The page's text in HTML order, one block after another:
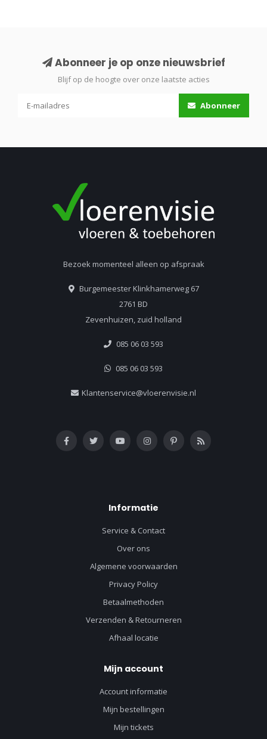
Abonneer je op onze nieuwsbrief
Blijf op de hoogte over onze laatste acties
Abonneer
Bezoek momenteel alleen op afspraak
Burgemeester Klinkhamerweg 67
2761 BD
Zevenhuizen, zuid holland
085 06 03 593
085 06 03 593
Klantenservice@vloerenvisie.nl
Informatie
Service & Contact
Over ons
Algemene voorwaarden
Privacy Policy
Betaalmethoden
Verzenden & Retourneren
Afhaal locatie
Mijn account
Account informatie
Mijn bestellingen
Mijn tickets